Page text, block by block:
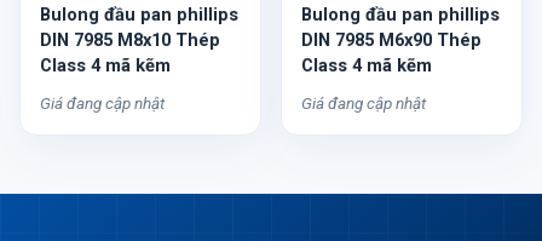
Bulong đầu pan phillips
DIN 7985 M8x10 Thép
Class 4 mã kẽm
Giá đang cập nhật
Bulong đầu pan phillips
DIN 7985 M6x90 Thép
Class 4 mã kẽm
Giá đang cập nhật